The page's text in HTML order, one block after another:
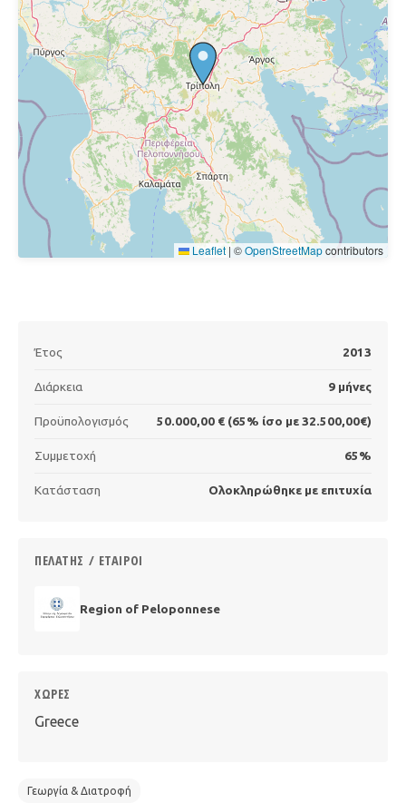
Leaflet | ©OpenStreetMapcontributors
Έτος 2013
Διάρκεια 9 μήνες
Προϋπολογισμός 50.000,00 € (65% ίσο με 32.500,00€)
Συμμετοχή 65%
Κατάσταση Ολοκληρώθηκε με επιτυχία
ΠΕΛΆΤΗΣ / ΕΤΑΊΡΟΙ
Region of Peloponnese
ΧΏΡΕΣ
Greece
Γεωργία & Διατροφή